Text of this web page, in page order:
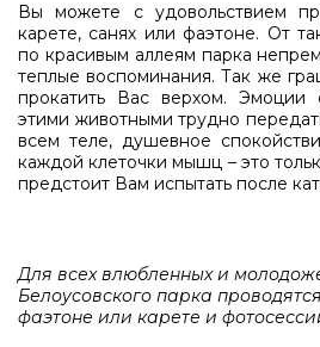
Вы можете с удовольствием
карете, санях или фаэтоне. От
по красивым аллеям парка
теплые воспоминания. Так же
прокатить Вас верхом.
этими животными трудно
всем теле, душевное
каждой клеточки мышц – это
предстоит Вам испытать после
Для всех влюбленных и
Белоусовского парка
фаэтоне или карете и